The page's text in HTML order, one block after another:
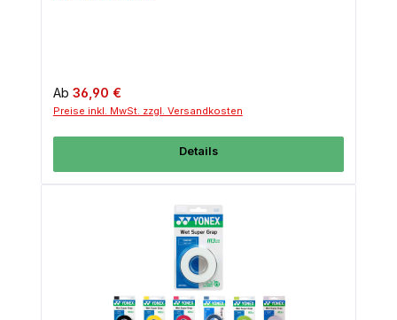
Regulärer Preis:
Ab 36,90 €
Preise inkl. MwSt. zzgl. Versandkosten
Details